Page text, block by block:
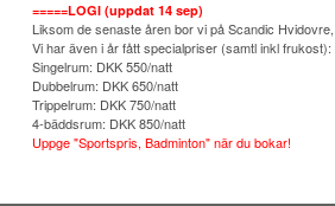
=====LOGI (uppdat 14 sep)
Liksom de senaste åren bor vi på Scandic
Vi har även i år fått specialpriser (samtl inkl frukost):
Singelrum: DKK 550/natt
Dubbelrum: DKK 650/natt
Trippelrum: DKK 750/natt
4-bäddsrum: DKK 850/natt
Uppge "Sportspris, Badminton" när du bokar!